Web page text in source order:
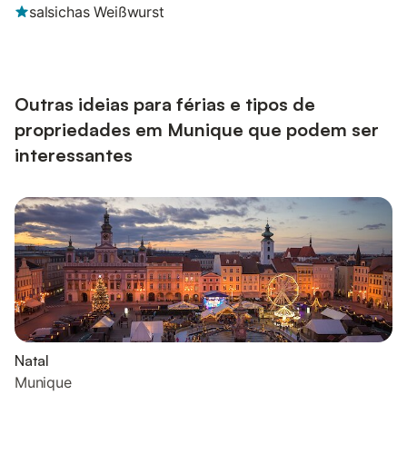
salsichas Weißwurst
Outras ideias para férias e tipos de
propriedades em Munique que podem ser
interessantes
Natal
Munique